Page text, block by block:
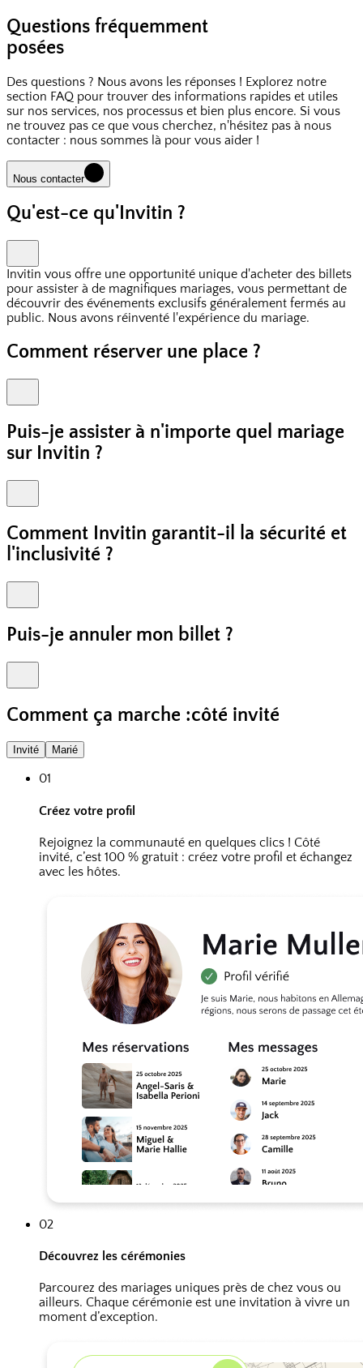
Questions fréquemment
posées
Des questions ? Nous avons les réponses ! Explorez notre
section FAQ pour trouver des informations rapides et utiles
sur nos services, nos processus et bien plus encore. Si vous
ne trouvez pas ce que vous cherchez, n'hésitez pas à nous
contacter : nous sommes là pour vous aider !
Nous contacter
Qu'est-ce qu'Invitin ?
Invitin vous offre une opportunité unique d'acheter des billets
pour assister à de magnifiques mariages, vous permettant de
découvrir des événements exclusifs généralement fermés au
public. Nous avons réinventé l'expérience du mariage.
Comment réserver une place ?
Puis-je assister à n'importe quel mariage
sur Invitin ?
Comment Invitin garantit-il la sécurité et
l'inclusivité ?
Puis-je annuler mon billet ?
Comment ça marche :côté invité
Invité Marié
01
Créez votre profil
Rejoignez la communauté en quelques clics ! Côté
invité, c’est 100 % gratuit : créez votre profil et échangez
avec les hôtes.
02
Découvrez les cérémonies
Parcourez des mariages uniques près de chez vous ou
ailleurs. Chaque cérémonie est une invitation à vivre un
moment d’exception.